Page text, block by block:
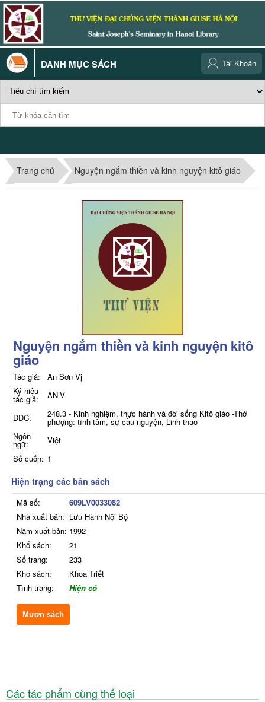
DANH MỤC SÁCH Tài Khoản
Trang chủ Nguyện ngắm thiền và kinh nguyện kitô giáo
Nguyện ngắm thiền và kinh nguyện kitô
giáo
Tác giả:
An Sơn Vị
Ký hiệu
tác giả:
AN-V
DDC:
248.3 - Kinh nghiệm, thực hành và đời sống Kitô giáo -Thờ
phượng: tĩnh tâm, sự cầu nguyện, Linh thao
Ngôn
ngữ:
Việt
Số cuốn: 1
Hiện trạng các bản sách
Mã số:
609LV0033082
Nhà xuất bản: Lưu Hành Nội Bộ
Năm xuất bản: 1992
Khổ sách:
21
Số trang:
233
Kho sách:
Khoa Triết
Tình trạng:
Hiện có
Mượn sách
Các tác phẩm cùng thể loại